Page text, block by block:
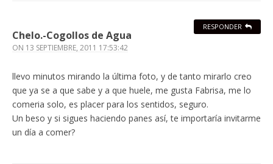
Chelo.-Cogollos de Agua
ON 13 SEPTIEMBRE, 2011 17:53:42
llevo minutos mirando la última foto, y de tanto mirarlo creo
que ya se a que sabe y a que huele, me gusta Fabrisa, me lo
comeria solo, es placer para los sentidos, seguro.
Un beso y si sigues haciendo panes así, te importaría invitarme
un día a comer?
RESPONDER